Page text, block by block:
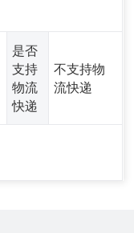
是否
支持
物流
快递
不支持物
流快递